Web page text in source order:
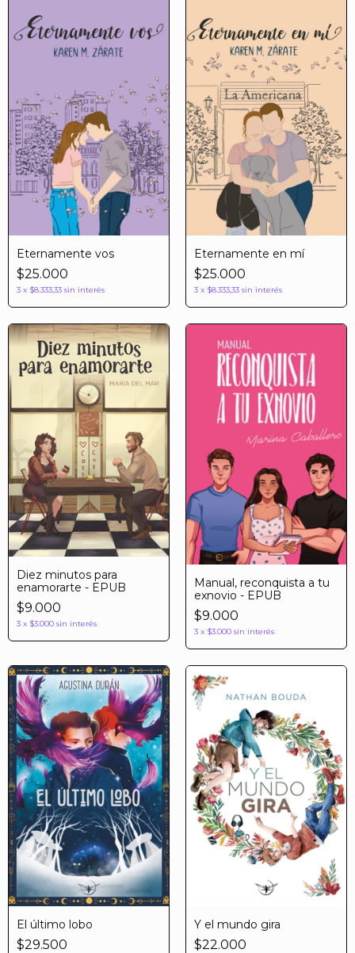
Eternamente vos
$25.000
3 x $8.333,33 sin interés
Eternamente en mí
$25.000
3 x $8.333,33 sin interés
Diez minutos para
enamorarte - EPUB
$9.000
3 x $3.000 sin interés
Manual, reconquista a tu
exnovio - EPUB
$9.000
3 x $3.000 sin interés
El último lobo
$29.500
Y el mundo gira
$22.000